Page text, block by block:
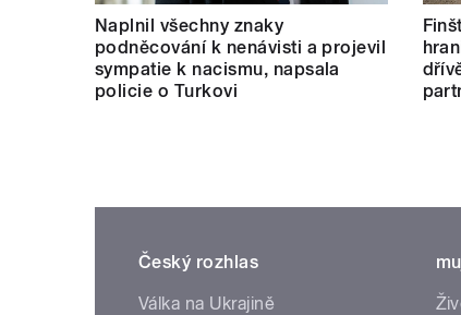
Naplnil všechny znaky
podněcování k nenávisti a projevil
sympatie k nacismu, napsala
policie o Turkovi
Český rozhlas
Válka na Ukrajině